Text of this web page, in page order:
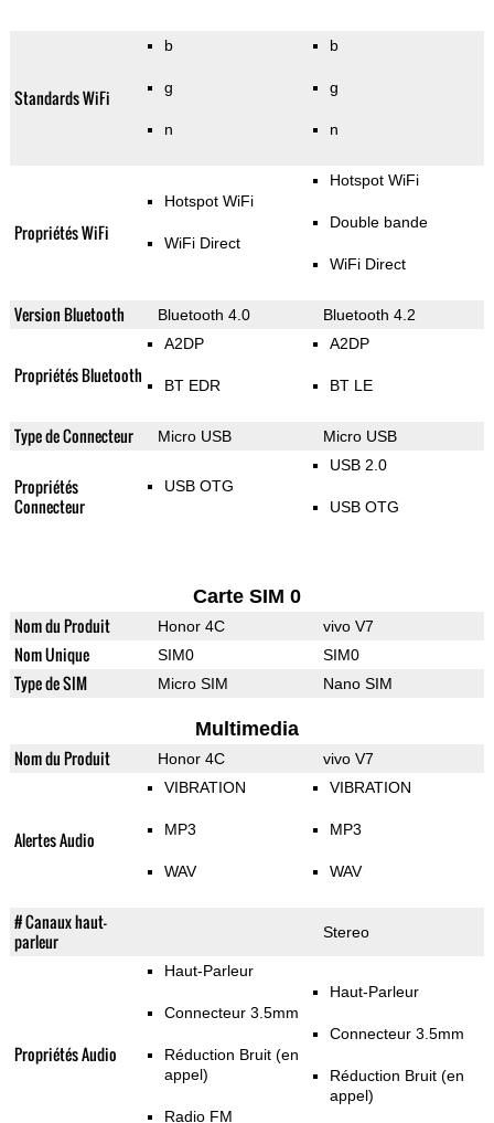
Standards WiFi
b
g
n
b
g
n
Propriétés WiFi
Hotspot WiFi
WiFi Direct
Hotspot WiFi
Double bande
WiFi Direct
Version Bluetooth Bluetooth 4.0 Bluetooth 4.2
Propriétés Bluetooth
A2DP
BT EDR
A2DP
BT LE
Type de Connecteur Micro USB Micro USB
Propriétés
Connecteur
USB OTG
USB 2.0
USB OTG
Carte SIM 0
Nom du Produit Honor 4C vivo V7
Nom Unique SIM0 SIM0
Type de SIM Micro SIM Nano SIM
Multimedia
Nom du Produit Honor 4C vivo V7
Alertes Audio
VIBRATION
MP3
WAV
VIBRATION
MP3
WAV
# Canaux haut-
parleur
Stereo
Propriétés Audio
Haut-Parleur
Connecteur 3.5mm
Réduction Bruit (en
appel)
Radio FM
Haut-Parleur
Connecteur 3.5mm
Réduction Bruit (en
appel)